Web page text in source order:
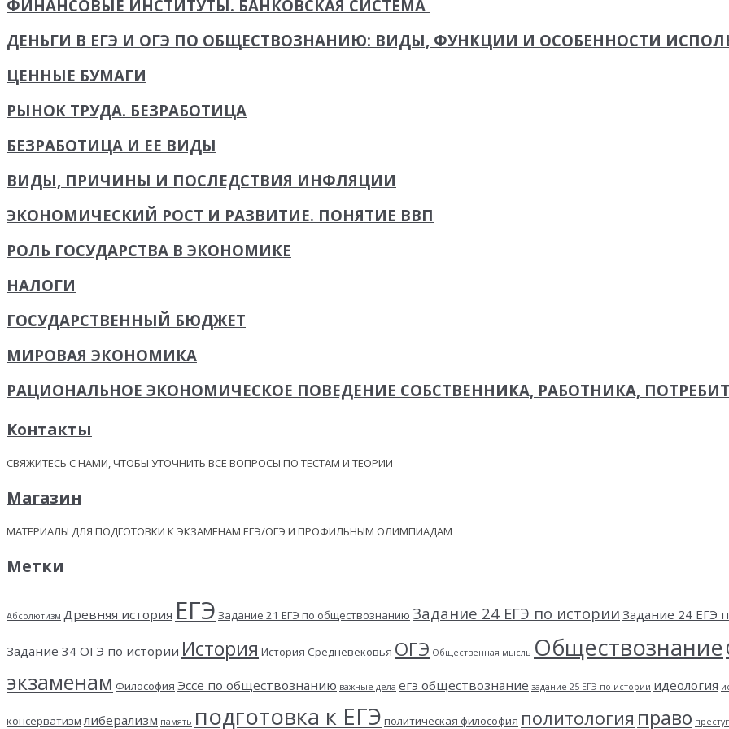
ФИНАНСОВЫЕ ИНСТИТУТЫ. БАНКОВСКАЯ СИСТЕМА
ДЕНЬГИ В ЕГЭ И ОГЭ ПО ОБЩЕСТВОЗНАНИЮ: ВИДЫ, ФУНКЦИИ И ОСОБЕННОСТИ
ЦЕННЫЕ БУМАГИ
РЫНОК ТРУДА. БЕЗРАБОТИЦА
БЕЗРАБОТИЦА И ЕЕ ВИДЫ
ВИДЫ, ПРИЧИНЫ И ПОСЛЕДСТВИЯ ИНФЛЯЦИИ
ЭКОНОМИЧЕСКИЙ РОСТ И РАЗВИТИЕ. ПОНЯТИЕ ВВП
РОЛЬ ГОСУДАРСТВА В ЭКОНОМИКЕ
НАЛОГИ
ГОСУДАРСТВЕННЫЙ БЮДЖЕТ
МИРОВАЯ ЭКОНОМИКА
РАЦИОНАЛЬНОЕ ЭКОНОМИЧЕСКОЕ ПОВЕДЕНИЕ СОБСТВЕННИКА, РАБОТНИКА,
Контакты
СВЯЖИТЕСЬ С НАМИ, ЧТОБЫ УТОЧНИТЬ ВСЕ ВОПРОСЫ ПО ТЕСТАМ И ТЕОРИИ
Магазин
МАТЕРИАЛЫ ДЛЯ ПОДГОТОВКИ К ЭКЗАМЕНАМ ЕГЭ/ОГЭ И ПРОФИЛЬНЫМ ОЛИМПИАДАМ
Метки
Абсолютизм Древняя история ЕГЭ Задание 21 ЕГЭ по обществознанию Задание 24 ЕГЭ по истории Задание 24 ЕГЭ
Задание 34 ОГЭ по истории История История Средневековья ОГЭ Общественная мысль Обществознание
экзаменам Философия Эссе по обществознанию важные дела егэ обществознание задание 25 ЕГЭ по истории идеология
консерватизм либерализм память подготовка к ЕГЭ политическая философия политология право